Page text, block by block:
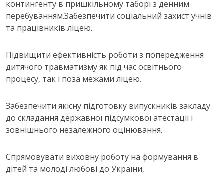
контингенту в пришкільному таборі з денним
перебуванням.Забезпечити соціальний захист учнів
та працівників ліцею.
Підвищити ефективність роботи з попередження
дитячого травматизму як під час освітнього
процесу, так і поза межами ліцею.
Забезпечити якісну підготовку випускників закладу
до складання державної підсумкової атестації і
зовнішнього незалежного оцінювання.
Спрямовувати виховну роботу на формування в
дітей та молоді любові до України,